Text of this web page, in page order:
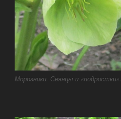
Морозники. Сеянцы и «подростки».